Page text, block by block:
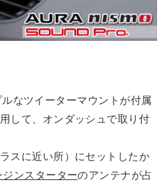
なツイーターマウントが付属
して、オンダッシュで取り付
スに近い所）にセットしたか
ジンスターターのアンテナが占